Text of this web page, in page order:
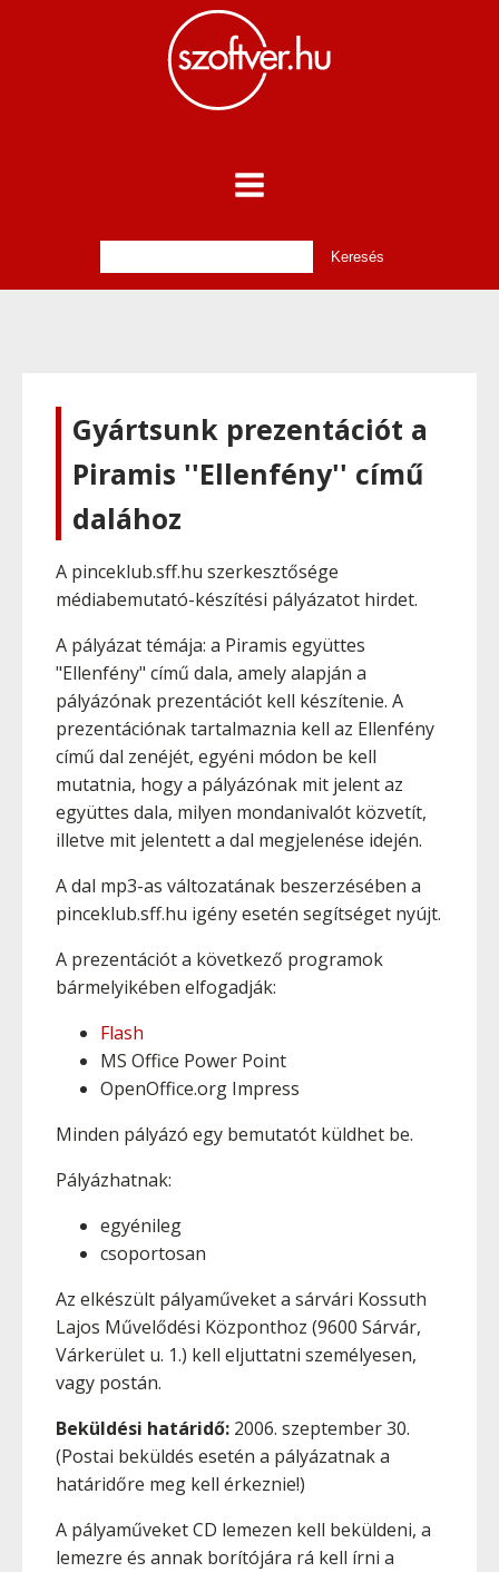
Gyártsunk prezentációt a
Piramis ''Ellenfény'' című
dalához
A pinceklub.sff.hu szerkesztősége
médiabemutató-készítési pályázatot hirdet.
A pályázat témája: a Piramis együttes
"Ellenfény" című dala, amely alapján a
pályázónak prezentációt kell készítenie. A
prezentációnak tartalmaznia kell az Ellenfény
című dal zenéjét, egyéni módon be kell
mutatnia, hogy a pályázónak mit jelent az
együttes dala, milyen mondanivalót közvetít,
illetve mit jelentett a dal megjelenése idején.
A dal mp3-as változatának beszerzésében a
pinceklub.sff.hu igény esetén segítséget nyújt.
A prezentációt a következő programok
bármelyikében elfogadják:
Flash
MS Office Power Point
OpenOffice.org Impress
Minden pályázó egy bemutatót küldhet be.
Pályázhatnak:
egyénileg
csoportosan
Az elkészült pályaműveket a sárvári Kossuth
Lajos Művelődési Központhoz (9600 Sárvár,
Várkerület u. 1.) kell eljuttatni személyesen,
vagy postán.
Beküldési határidő: 2006. szeptember 30.
(Postai beküldés esetén a pályázatnak a
határidőre meg kell érkeznie!)
A pályaműveket CD lemezen kell beküldeni, a
lemezre és annak borítójára rá kell írni a